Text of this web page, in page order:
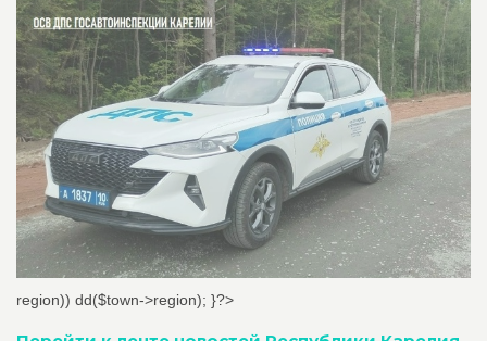
region)) dd($town->region); }?>